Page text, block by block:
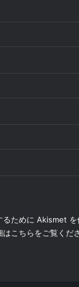
ために Akismet を
こちらをご覧くだ